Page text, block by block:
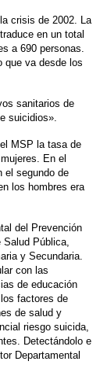
crisis de 2002. La
en un total
a 690 personas.
que va desde los
sanitarios de
suicidios».
MSP la tasa de
En el
el segundo de
los hombres era
del Prevención
Pública,
y Secundaria.
con las
de educación
factores de
de salud y
riesgo suicida,
Detectándolo e
Departamental